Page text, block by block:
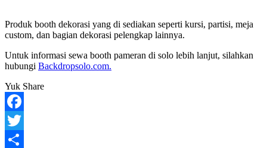
Produk booth dekorasi yang di sediakan seperti kursi, partisi, meja
custom, dan bagian dekorasi pelengkap lainnya.
Untuk informasi sewa booth pameran di solo lebih lanjut, silahkan
hubungi Backdropsolo.com.
Yuk Share
Facebook
Twitter